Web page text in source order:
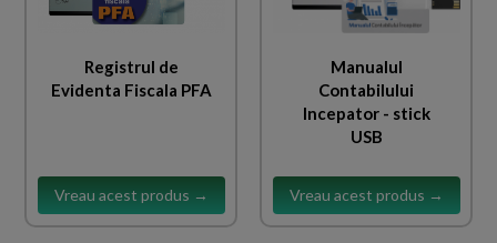
Registrul de
Evidenta Fiscala PFA
Vreau acest produs →
Manualul
Contabilului
Incepator - stick
USB
Vreau acest produs →